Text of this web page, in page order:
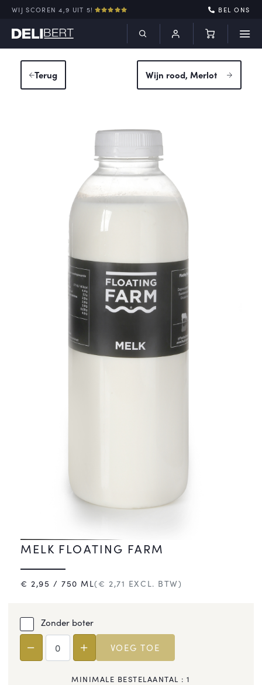
WIJ SCOREN 4,9 UIT 5! BEL ONS
Terug Wijn rood, Merlot
MELK FLOATING FARM
€2,95 / 750 ML(€2,71 EXCL. BTW)
Zonder boter
VOEG TOE
MINIMALE BESTELAANTAL :1